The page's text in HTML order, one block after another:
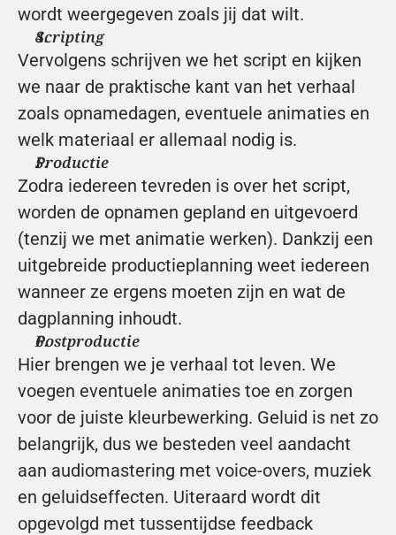
wordt weergegeven zoals jij dat wilt.
Scripting
Vervolgens schrijven we het script en kijken
we naar de praktische kant van het verhaal
zoals opnamedagen, eventuele animaties en
welk materiaal er allemaal nodig is.
Productie
Zodra iedereen tevreden is over het script,
worden de opnamen gepland en uitgevoerd
(tenzij we met animatie werken). Dankzij een
uitgebreide productieplanning weet iedereen
wanneer ze ergens moeten zijn en wat de
dagplanning inhoudt.
Postproductie
Hier brengen we je verhaal tot leven. We
voegen eventuele animaties toe en zorgen
voor de juiste kleurbewerking. Geluid is net zo
belangrijk, dus we besteden veel aandacht
aan audiomastering met voice-overs, muziek
en geluidseffecten. Uiteraard wordt dit
opgevolgd met tussentijdse feedback